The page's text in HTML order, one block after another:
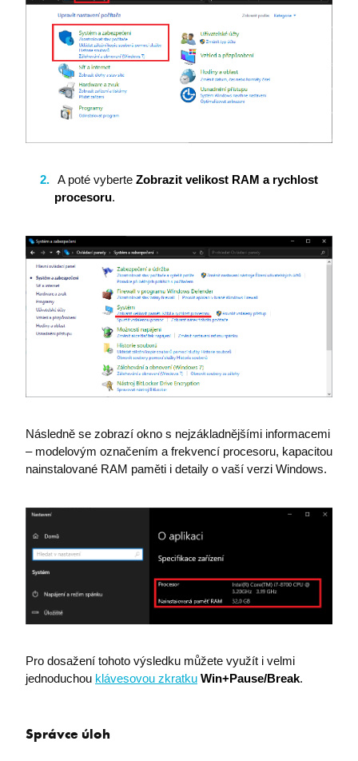
A poté vyberte Zobrazit velikost RAM a rychlost
procesoru.
Následně se zobrazí okno s nejzákladnějšími informacemi
– modelovým označením a frekvencí procesoru, kapacitou
nainstalované RAM paměti i detaily o vaší verzi Windows.
Pro dosažení tohoto výsledku můžete využít i velmi
jednoduchou klávesovou zkratku Win+Pause/Break.
Správce úloh